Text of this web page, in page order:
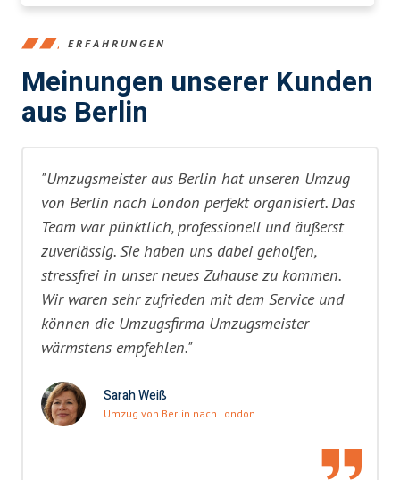
ERFAHRUNGEN
Meinungen unserer Kunden
aus Berlin
"Umzugsmeister aus Berlin hat unseren Umzug
von Berlin nach London perfekt organisiert. Das
Team war pünktlich, professionell und äußerst
zuverlässig. Sie haben uns dabei geholfen,
stressfrei in unser neues Zuhause zu kommen.
Wir waren sehr zufrieden mit dem Service und
können die Umzugsfirma Umzugsmeister
wärmstens empfehlen."
Sarah Weiß
Umzug von Berlin nach London